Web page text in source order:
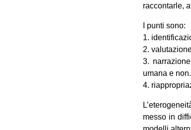
raccontarle,
I punti sono:
1.
2.
3.
umana e non.
4.
messo in